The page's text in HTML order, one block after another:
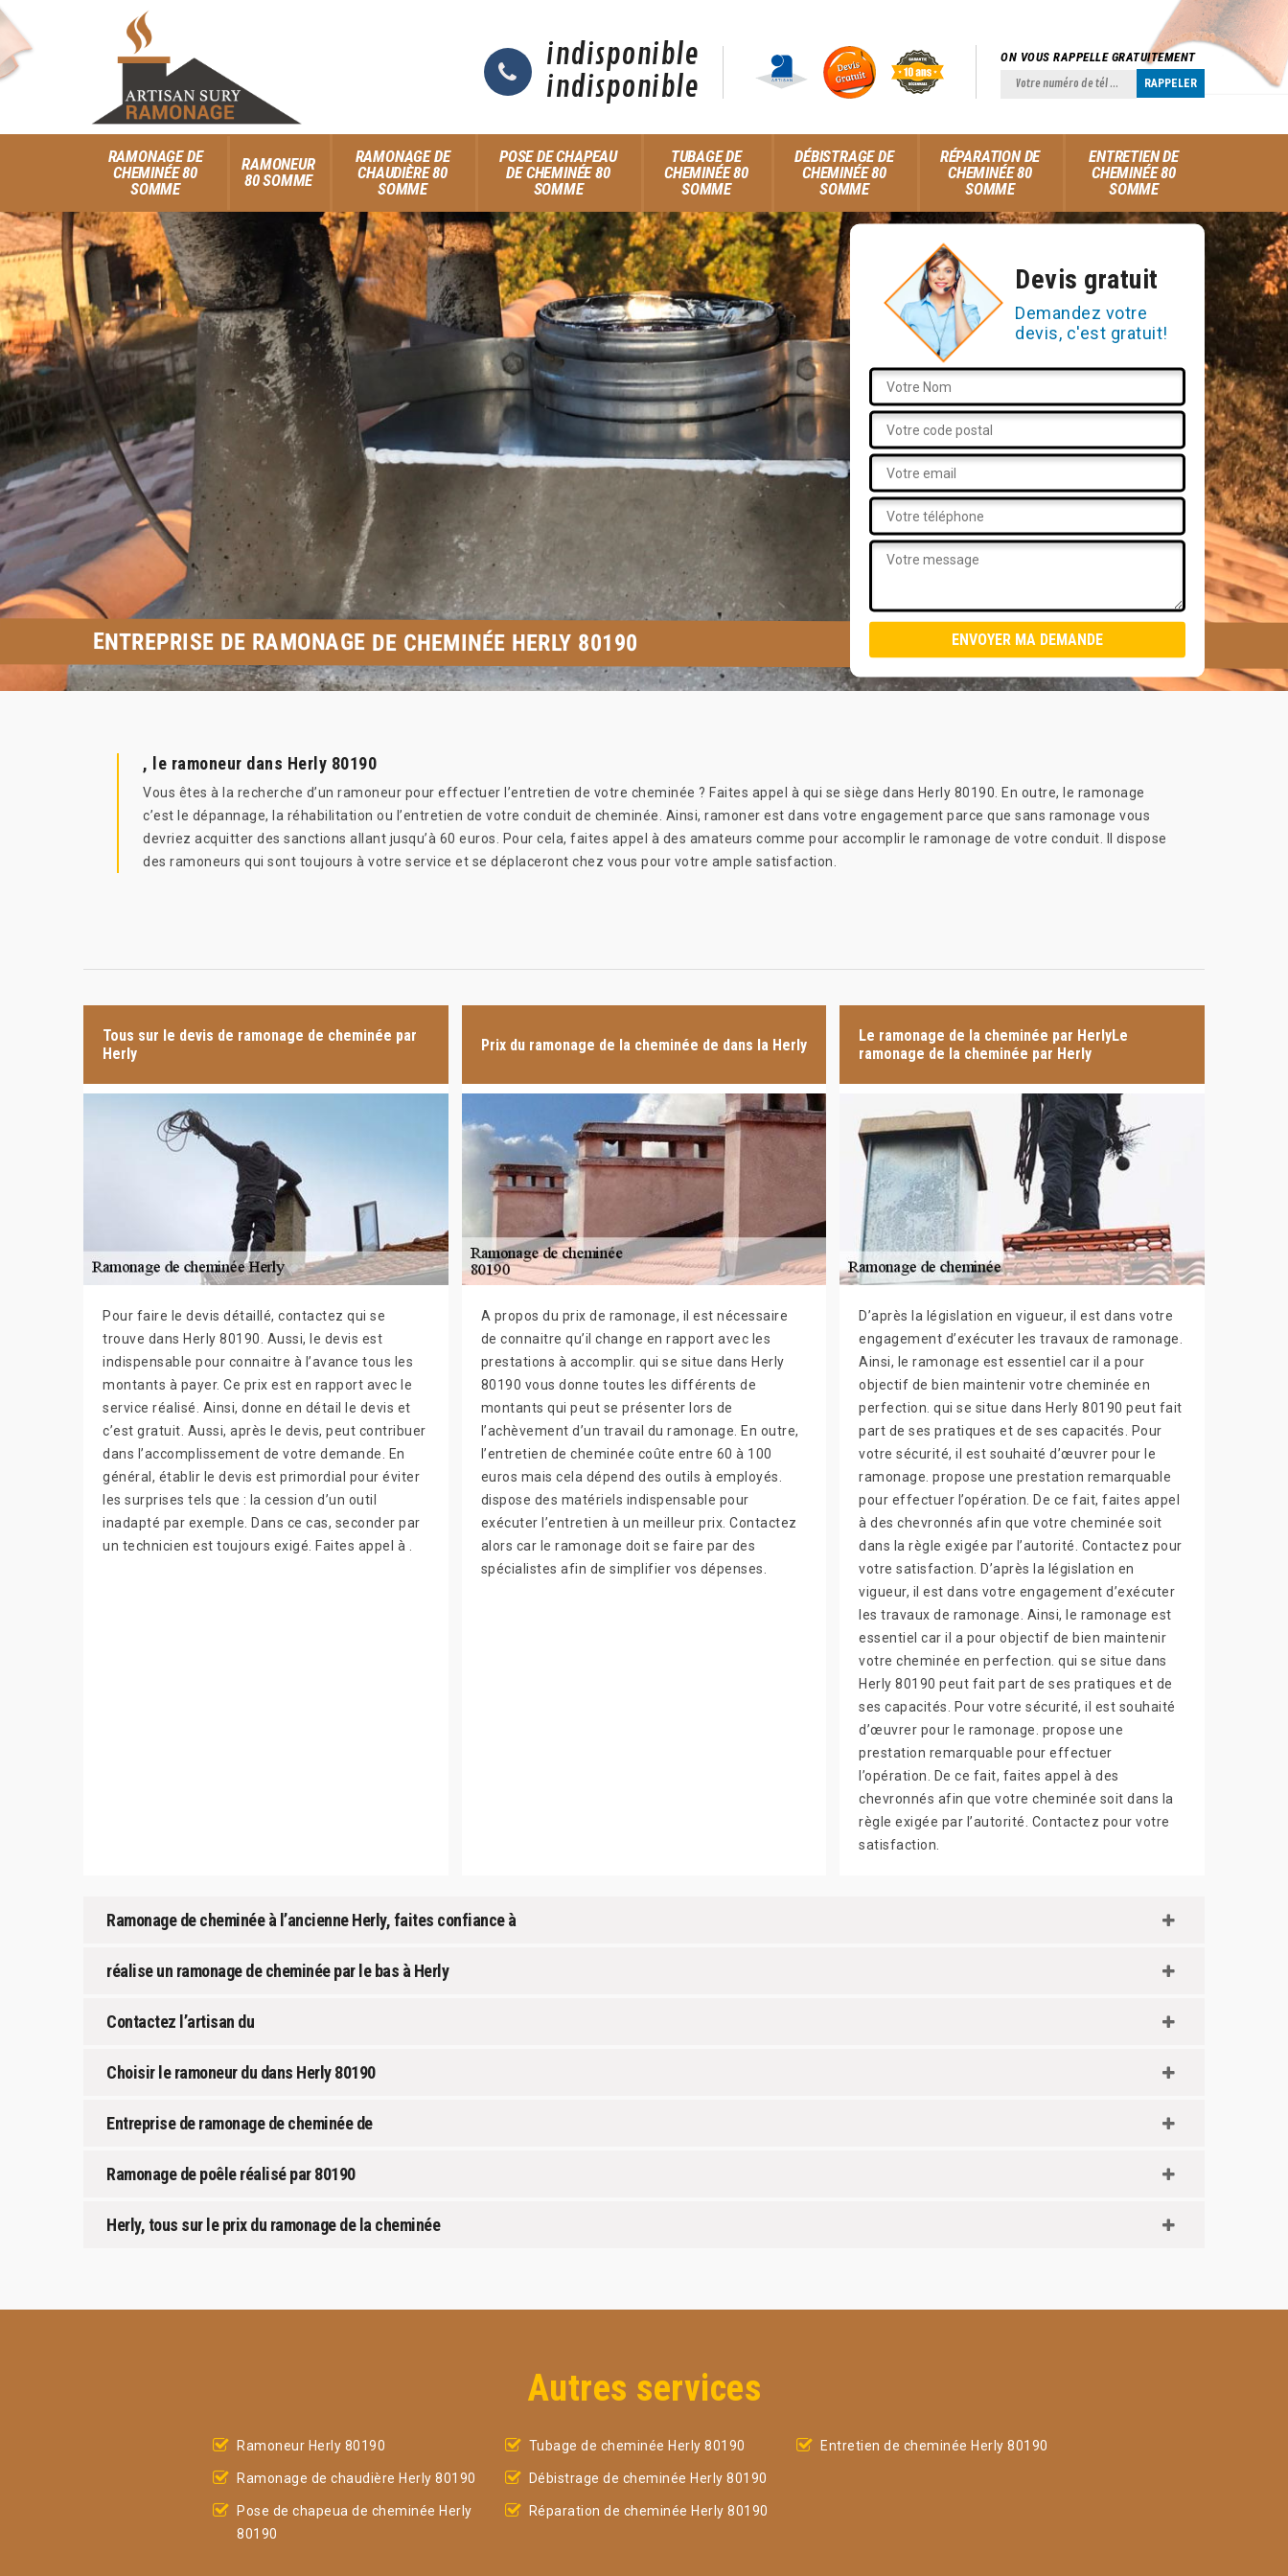
indisponible
indisponible
ON VOUS RAPPELLE GRATUITEMENT
RAMONAGE DE
CHEMINÉE 80
SOMME
RAMONEUR
80 SOMME
RAMONAGE DE
CHAUDIÈRE 80
SOMME
POSE DE CHAPEAU
DE CHEMINÉE 80
SOMME
TUBAGE DE
CHEMINÉE 80
SOMME
DÉBISTRAGE DE
CHEMINÉE 80
SOMME
RÉPARATION DE
CHEMINÉE 80
SOMME
ENTRETIEN DE
CHEMINÉE 80
SOMME
Devis gratuit
Demandez votre
devis, c'est gratuit!
ENTREPRISE DE RAMONAGE DE CHEMINÉE HERLY 80190
, le ramoneur dans Herly 80190
Vous êtes à la recherche d’un ramoneur pour effectuer l’entretien de votre cheminée ? Faites appel à qui se siège dans Herly 80190. En outre, le ramonage
c’est le dépannage, la réhabilitation ou l’entretien de votre conduit de cheminée. Ainsi, ramoner est dans votre engagement parce que sans ramonage vous
devriez acquitter des sanctions allant jusqu’à 60 euros. Pour cela, faites appel à des amateurs comme pour accomplir le ramonage de votre conduit. Il dispose
des ramoneurs qui sont toujours à votre service et se déplaceront chez vous pour votre ample satisfaction.
Tous sur le devis de ramonage de cheminée par
Herly
Pour faire le devis détaillé, contactez qui se
trouve dans Herly 80190. Aussi, le devis est
indispensable pour connaitre à l’avance tous les
montants à payer. Ce prix est en rapport avec le
service réalisé. Ainsi, donne en détail le devis et
c’est gratuit. Aussi, après le devis, peut contribuer
dans l’accomplissement de votre demande. En
général, établir le devis est primordial pour éviter
les surprises tels que : la cession d’un outil
inadapté par exemple. Dans ce cas, seconder par
un technicien est toujours exigé. Faites appel à .
Prix du ramonage de la cheminée de dans la Herly
A propos du prix de ramonage, il est nécessaire
de connaitre qu’il change en rapport avec les
prestations à accomplir. qui se situe dans Herly
80190 vous donne toutes les différents de
montants qui peut se présenter lors de
l’achèvement d’un travail du ramonage. En outre,
l’entretien de cheminée coûte entre 60 à 100
euros mais cela dépend des outils à employés.
dispose des matériels indispensable pour
exécuter l’entretien à un meilleur prix. Contactez
alors car le ramonage doit se faire par des
spécialistes afin de simplifier vos dépenses.
Le ramonage de la cheminée par HerlyLe
ramonage de la cheminée par Herly
D’après la législation en vigueur, il est dans votre
engagement d’exécuter les travaux de ramonage.
Ainsi, le ramonage est essentiel car il a pour
objectif de bien maintenir votre cheminée en
perfection. qui se situe dans Herly 80190 peut fait
part de ses pratiques et de ses capacités. Pour
votre sécurité, il est souhaité d’œuvrer pour le
ramonage. propose une prestation remarquable
pour effectuer l’opération. De ce fait, faites appel
à des chevronnés afin que votre cheminée soit
dans la règle exigée par l’autorité. Contactez pour
votre satisfaction. D’après la législation en
vigueur, il est dans votre engagement d’exécuter
les travaux de ramonage. Ainsi, le ramonage est
essentiel car il a pour objectif de bien maintenir
votre cheminée en perfection. qui se situe dans
Herly 80190 peut fait part de ses pratiques et de
ses capacités. Pour votre sécurité, il est souhaité
d’œuvrer pour le ramonage. propose une
prestation remarquable pour effectuer
l’opération. De ce fait, faites appel à des
chevronnés afin que votre cheminée soit dans la
règle exigée par l’autorité. Contactez pour votre
satisfaction.
Ramonage de cheminée à l’ancienne Herly, faites confiance à
réalise un ramonage de cheminée par le bas à Herly
Contactez l’artisan du
Choisir le ramoneur du dans Herly 80190
Entreprise de ramonage de cheminée de
Ramonage de poêle réalisé par 80190
Herly, tous sur le prix du ramonage de la cheminée
Autres services
Ramoneur Herly 80190
Ramonage de chaudière Herly 80190
Pose de chapeua de cheminée Herly
80190
Tubage de cheminée Herly 80190
Débistrage de cheminée Herly 80190
Réparation de cheminée Herly 80190
Entretien de cheminée Herly 80190